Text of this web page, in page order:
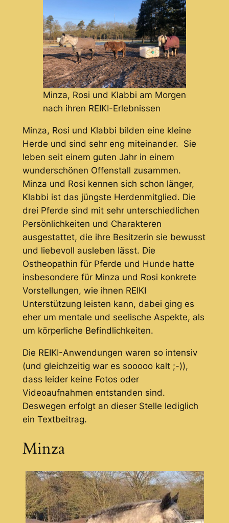
Minza, Rosi und Klabbi am Morgen
nach ihren REIKI-Erlebnissen
Minza, Rosi und Klabbi bilden eine kleine
Herde und sind sehr eng miteinander. Sie
leben seit einem guten Jahr in einem
wunderschönen Offenstall zusammen.
Minza und Rosi kennen sich schon länger,
Klabbi ist das jüngste Herdenmitglied. Die
drei Pferde sind mit sehr unterschiedlichen
Persönlichkeiten und Charakteren
ausgestattet, die ihre Besitzerin sie bewusst
und liebevoll ausleben lässt. Die
Ostheopathin für Pferde und Hunde hatte
insbesondere für Minza und Rosi konkrete
Vorstellungen, wie ihnen REIKI
Unterstützung leisten kann, dabei ging es
eher um mentale und seelische Aspekte, als
um körperliche Befindlichkeiten.
Die REIKI-Anwendungen waren so intensiv
(und gleichzeitig war es sooooo kalt ;-)),
dass leider keine Fotos oder
Videoaufnahmen entstanden sind.
Deswegen erfolgt an dieser Stelle lediglich
ein Textbeitrag.
Minza